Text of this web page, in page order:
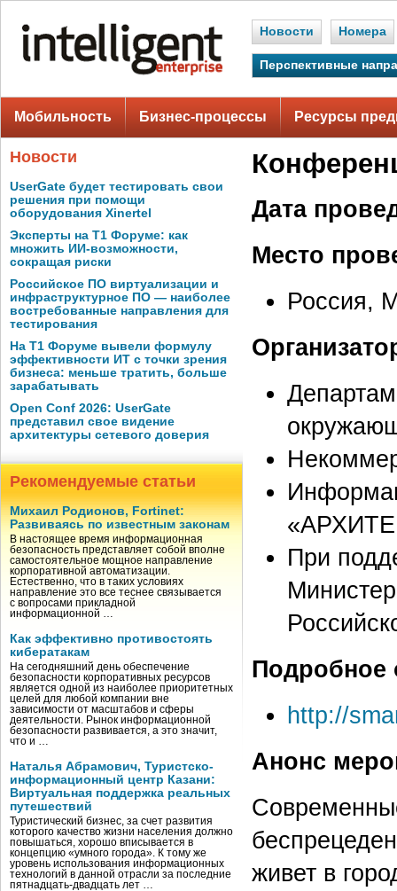
Новости Номера
Перспективные
Мобильность Бизнес-процессы Ресурсы
Новости
UserGate будет тестировать свои
решения при помощи
оборудования Xinertel
Эксперты на Т1 Форуме: как
множить ИИ-возможности,
сокращая риски
Российское ПО виртуализации и
инфраструктурное ПО — наиболее
востребованные направления для
тестирования
На Т1 Форуме вывели формулу
эффективности ИТ с точки зрения
бизнеса: меньше тратить, больше
зарабатывать
Open Conf 2026: UserGate
представил свое видение
архитектуры сетевого доверия
Рекомендуемые статьи
Михаил Родионов, Fortinet:
Развиваясь по известным законам
В настоящее время информационная
безопасность представляет собой вполне
самостоятельное мощное направление
корпоративной автоматизации.
Естественно, что в таких условиях
направление это все теснее связывается
с вопросами прикладной
информационной …
Как эффективно противостоять
кибератакам
На сегодняшний день обеспечение
безопасности корпоративных ресурсов
является одной из наиболее приоритетных
целей для любой компании вне
зависимости от масштабов и сферы
деятельности. Рынок информационной
безопасности развивается, а это значит,
что и …
Наталья Абрамович, Туристско-
информационный центр Казани:
Виртуальная поддержка реальных
путешествий
Туристический бизнес, за счет развития
которого качество жизни населения должно
повышаться, хорошо вписывается в
концепцию «умного города». К тому же
уровень использования информационных
технологий в данной отрасли за последние
пятнадцать-двадцать лет …
Дата
Место
Россия,
При
Подробное
http://
Анонс
живет в